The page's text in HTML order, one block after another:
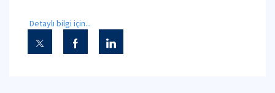
Detaylı bilgi için...